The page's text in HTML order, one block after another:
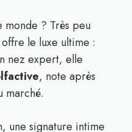
? Très peu
le luxe ultime :
nez expert, elle
, note après
marché.
une signature intime